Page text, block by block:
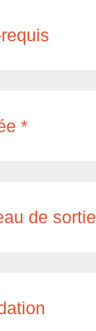
*
de sortie